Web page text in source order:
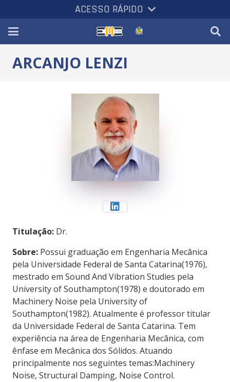
ACESSO RÁPIDO
ARCANJO LENZI
Titulação: Dr.
Sobre: Possui graduação em Engenharia Mecânica
pela Universidade Federal de Santa Catarina(1976),
mestrado em Sound And Vibration Studies pela
University of Southampton(1978) e doutorado em
Machinery Noise pela University of
Southampton(1982). Atualmente é professor titular
da Universidade Federal de Santa Catarina. Tem
experiência na área de Engenharia Mecânica, com
ênfase em Mecânica dos Sólidos. Atuando
principalmente nos seguintes temas:Machinery
Noise, Structural Damping, Noise Control.